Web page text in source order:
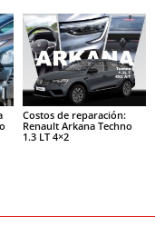
Costos de reparación:
Renault Arkana Techno
1.3 LT 4×2